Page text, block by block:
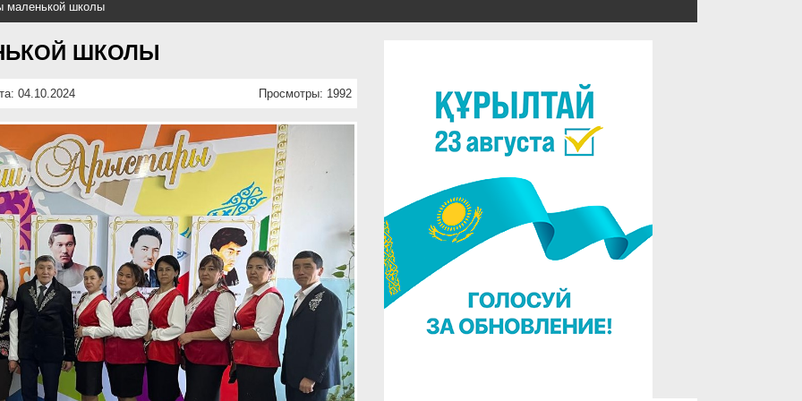
маленькой школы
ШКОЛЫ
04.10.2024 Просмотры: 1992